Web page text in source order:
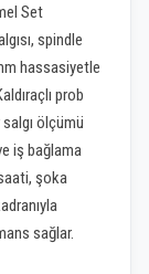
Set
spindle
hassasiyetle
prob
ölçümü
iş bağlama
şoka
sağlar.